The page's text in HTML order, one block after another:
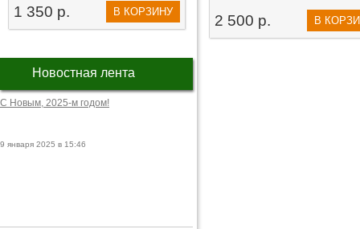
1 350 р. В КОРЗИНУ
Новостная лента
С Новым, 2025-м годом!
9 января 2025 в 15:46
2 500 р. В